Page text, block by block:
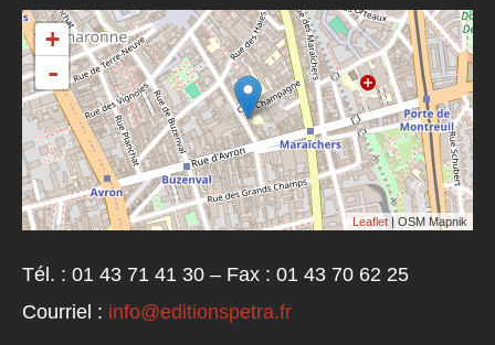
+
-
Leaflet | OSM Mapnik
Tél. : 01 43 71 41 30 – Fax : 01 43 70 62 25
Courriel : info@editionspetra.fr